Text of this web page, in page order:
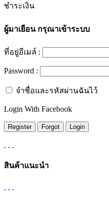
ชำระเงิน
ผู้มาเยือนกรุณาเข้าระบบ
ที่อยู่อีเมล์ :
Password :
จำชื่อและรหัสผ่านฉันไว้
Login With Facebook
สินค้าแนะนำ